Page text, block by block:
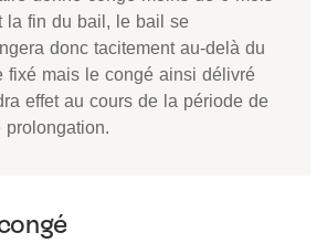
la fin du bail, le bail se
donc tacitement au-delà du
fixé mais le congé ainsi délivré
effet au cours de la période de
prolongation.